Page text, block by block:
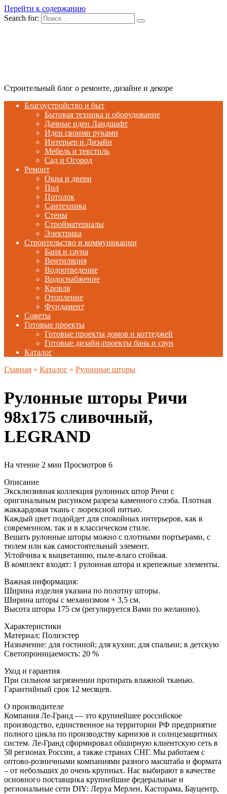
Перейти к содержанию
Search for:
Строительный блог о ремонте, дизайне и декоре
Благоустройство и быт
Бытовая техника и оборудование
Дачные идеи Ландшафт
Идеи своими руками
Интерьер и Дизайн
Мебель и текстиль
Сад и Огород
Ремонт
Окна и двери
Пол
Потолок
Сантехника
Стены
Стройматериалы
Электрика
Строительство и коммуникации
Баня и сауна
Вентиляция
Водоотведение
Водоснабжение
Кровля
Отопление
Фундамент
Советы
Готовые проекты
Готовые проекты домов и коттеджей
Готовые дизайн-проекты бань и саун
Каталог
Главная » Каталог » Рулонные шторы
Рулонные шторы Ричи
98х175 сливочный,
LEGRAND
На чтение 2 мин Просмотров 6
Описание
Эксклюзивная коллекция рулонных штор Ричи с
оригинальным рисунком разреза каменного слэба. Плотная
жаккардовая ткань с люрексной нитью.
Каждый цвет подойдет для спокойных интерьеров, как в
современном, так и в классическом стиле.
Вешать рулонные шторы можно с плотными портьерами, с
тюлем или как самостоятельный элемент.
Устойчива к выцветанию, пыле-влаго стойкая.
В комплект входят: 1 рулонная штора и крепежные элементы.
Важная информация:
Ширина изделия указана по полотну шторы.
Ширина шторы с механизмом + 3,5 см.
Высота шторы 175 см (регулируется Вами по желанию).
Характеристики
Материал: Полиэстер
Назначение: для гостиной; для кухни; для спальни; в детскую
Светопроницаемость: 20 %
Уход и гарантия
При сильном загрязнении протирать влажной тканью.
Гарантийный срок 12 месяцев.
О производителе
Компания Ле-Гранд — это крупнейшее российское
производство, единственное на территории РФ предприятие
полного цикла по производству карнизов и солнцезащитных
систем. Ле-Гранд сформировал обширную клиентскую сеть в
58 регионах России, а также странах СНГ. Мы работаем с
оптово-розничными компаниями разного масштаба и формата
– от небольших до очень крупных. Нас выбирают в качестве
основного поставщика крупнейшие федеральные и
региональные сети DIY: Леруа Мерлен, Касторама, Бауцентр,